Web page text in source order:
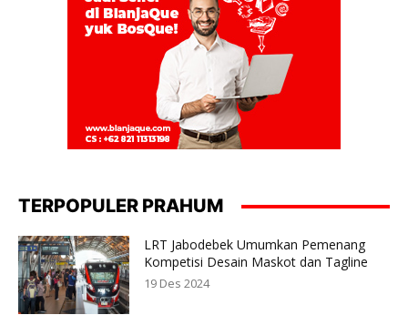
TERPOPULER PRAHUM
LRT Jabodebek Umumkan Pemenang
Kompetisi Desain Maskot dan Tagline
19 Des 2024